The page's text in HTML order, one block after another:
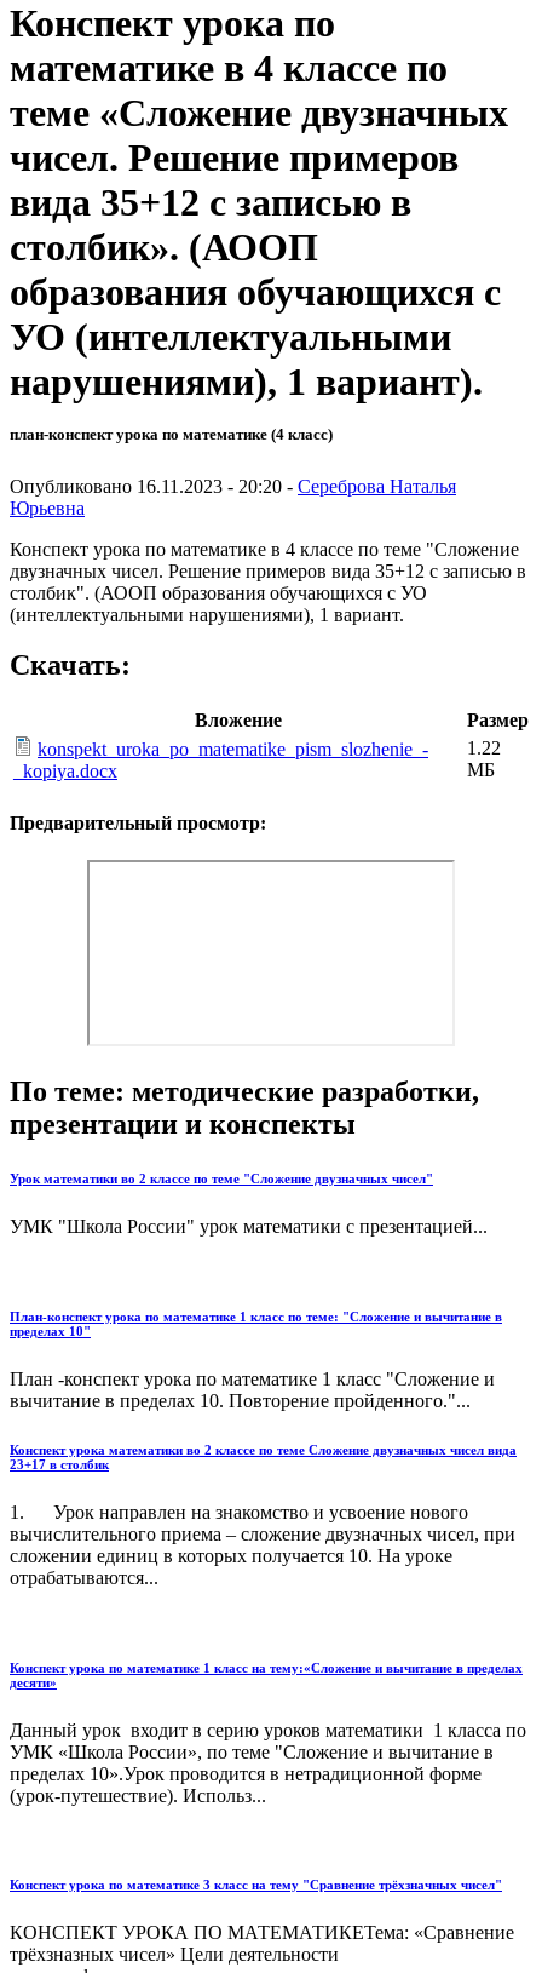
Конспект урока по
математике в 4 классе по
теме «Сложение двузначных
чисел. Решение примеров
вида 35+12 с записью в
столбик». (АООП
образования обучающихся с
УО (интеллектуальными
нарушениями), 1 вариант).
план-конспект урока по математике (4 класс)
Опубликовано 16.11.2023 - 20:20 - Сереброва Наталья
Юрьевна
Конспект урока по математике в 4 классе по теме "Сложение
двузначных чисел. Решение примеров вида 35+12 с записью в
столбик". (АООП образования обучающихся с УО
(интеллектуальными нарушениями), 1 вариант.
Скачать:
Вложение
Размер
konspekt_uroka_po_matematike_pism_slozhenie_-
_kopiya.docx
1.22
МБ
Предварительный просмотр:
По теме: методические разработки,
презентации и конспекты
Урок математики во 2 классе по теме "Сложение двузначных чисел"
УМК "Школа России" урок математики с презентацией...
План-конспект урока по математике 1 класс по теме: "Сложение и вычитание в
пределах 10"
План -конспект урока по математике 1 класс "Сложение и
вычитание в пределах 10. Повторение пройденного."...
Конспект урока математики во 2 классе по теме Сложение двузначных чисел вида
23+17 в столбик
1. Урок направлен на знакомство и усвоение нового
вычислительного приема – сложение двузначных чисел, при
сложении единиц в которых получается 10. На уроке
отрабатываются...
Конспект урока по математике 1 класс на тему:«Сложение и вычитание в пределах
десяти»
Данный урок входит в серию уроков математики 1 класса по
УМК «Школа России», по теме "Сложение и вычитание в
пределах 10».Урок проводится в нетрадиционной форме
(урок-путешествие). Использ...
Конспект урока по математике 3 класс на тему "Сравнение трёхзначных чисел"
КОНСПЕКТ УРОКА ПО МАТЕМАТИКЕТема: «Сравнение
трёхзназных чисел» Цели деятельности